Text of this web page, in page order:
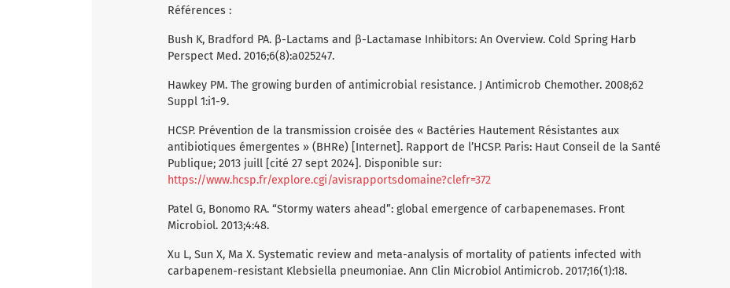
Références :
Bush K, Bradford PA. β-Lactams and β-Lactamase Inhibitors: An Overview. Cold Spring Harb
Perspect Med. 2016;6(8):a025247.
Hawkey PM. The growing burden of antimicrobial resistance. J Antimicrob Chemother. 2008;62
Suppl 1:i1-9.
HCSP. Prévention de la transmission croisée des « Bactéries Hautement Résistantes aux
antibiotiques émergentes » (BHRe) [Internet]. Rapport de l’HCSP. Paris: Haut Conseil de la Santé
Publique; 2013 juill [cité 27 sept 2024]. Disponible sur:
https://www.hcsp.fr/explore.cgi/avisrapportsdomaine?clefr=372
Patel G, Bonomo RA. “Stormy waters ahead”: global emergence of carbapenemases. Front
Microbiol. 2013;4:48.
Xu L, Sun X, Ma X. Systematic review and meta-analysis of mortality of patients infected with
carbapenem-resistant Klebsiella pneumoniae. Ann Clin Microbiol Antimicrob. 2017;16(1):18.